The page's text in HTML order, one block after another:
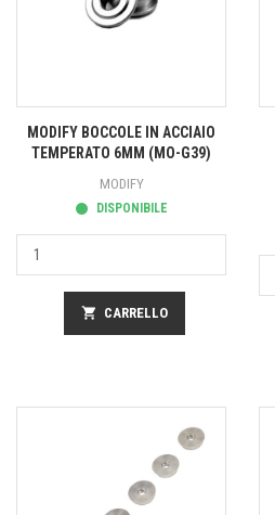
MODIFY BOCCOLE IN ACCIAIO
TEMPERATO 6MM (MO-G39)
MODIFY
DISPONIBILE
shopping_cart CARRELLO